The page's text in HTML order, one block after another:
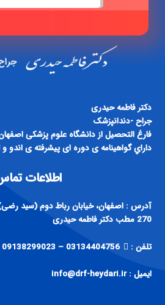
دكتر فاطمه حيدری
جراح -دندانپزشک
فارغ التحصيل از دانشگاه علوم پزشكی
داراي گواهينامه ی دوره ای پيشرفته ی اندو
اطلاعات
آدرس : اصفهان، خیابان رباط دوم (سید
270 مطب دکتر فاطمه حیدری
تلفن : 03134404756 – 09138299023
ایمیل : info@drf-heydari.ir